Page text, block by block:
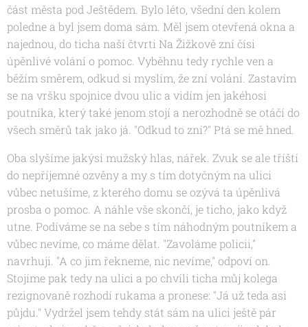
část města pod Ještědem. Bylo léto, všední den kolem
poledne a byl jsem doma sám. Měl jsem otevřená okna a
najednou, do ticha naší čtvrti Na Žižkově zní čísi
úpěnlivé volání o pomoc. Vyběhnu tedy rychle ven a
běžím směrem, odkud si myslím, že zní volání. Zastavím
se na vršku spojnice dvou ulic a vidím jen jakéhosi
poutníka, který také jenom stojí a nerozhodně se otáčí do
všech směrů tak jako já. "Odkud to zní?" Ptá se mě hned.
Oba slyšíme jakýsi mužský hlas, nářek. Zvuk se ale tříští
do nepříjemné ozvěny a my s tím dotyčným na ulici
vůbec netušíme, z kterého domu se ozývá ta úpěnlivá
prosba o pomoc. A náhle vše skončí, je ticho, jako když
utne. Podíváme se na sebe s tím náhodným poutníkem a
vůbec nevíme, co máme dělat. "Zavoláme policii,"
navrhuji. "A co jim řekneme, nic nevíme," odpoví on.
Stojíme pak tedy na ulici a po chvíli ticha můj kolega
rezignovaně rozhodí rukama a pronese: "Já už teda asi
půjdu." Vydržel jsem tehdy stát sám na ulici ještě pár